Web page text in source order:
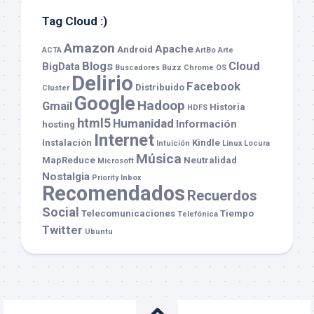
Tag Cloud :)
ACTA Amazon Android Apache ArtBo Arte
BigData Blogs Buscadores Buzz Chrome OS Cloud
Cluster Delirio Distribuido Facebook
Gmail Google Hadoop HDFS Historia
hosting html5 Humanidad Información
Instalación Internet Intuición Kindle Linux Locura
MapReduce Microsoft Música Neutralidad
Nostalgia Priority Inbox
Recomendados Recuerdos
Social Telecomunicaciones Telefónica Tiempo
Twitter Ubuntu